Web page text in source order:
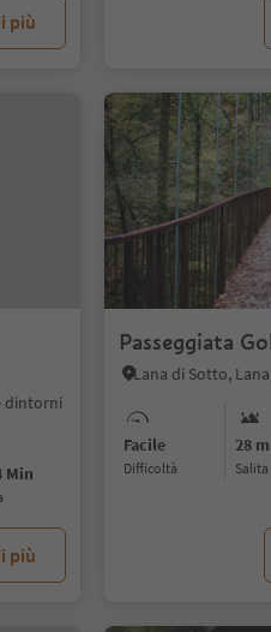
più
dintorni
Min
più
Passeggiata
Lana di Sotto,
Facile
Difficoltà
28 m
Salita